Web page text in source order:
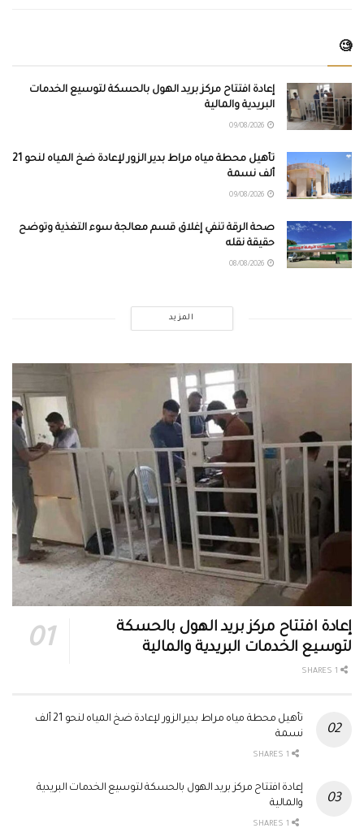
🧐
إعادة افتتاح مركز بريد الهول بالحسكة لتوسيع الخدمات
البريدية والمالية
تأهيل محطة مياه مراط بدير الزور لإعادة ضخ المياه لنحو 21
ألف نسمة
صحة الرقة تنفي إغلاق قسم معالجة سوء التغذية وتوضح
حقيقة نقله
المزيد
إعادة افتتاح مركز بريد الهول بالحسكة
لتوسيع الخدمات البريدية والمالية
تأهيل محطة مياه مراط بدير الزور لإعادة ضخ المياه لنحو 21 ألف
نسمة
إعادة افتتاح مركز بريد الهول بالحسكة لتوسيع الخدمات البريدية
والمالية